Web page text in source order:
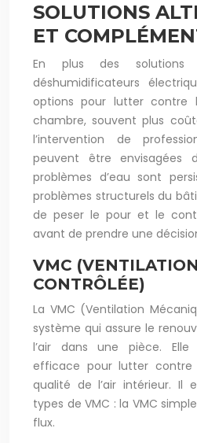
SOLUTIONS
ET
En plus des solutions
déshumidificateurs
options pour lutter contre
chambre, souvent plus
l’intervention de
peuvent être envisagées
problèmes d’eau sont
problèmes structurels du
de peser le pour et le
avant de prendre une
VMC
CONTRÔLÉE)
La VMC (Ventilation
système qui assure le
l’air dans une pièce. Elle
efficace pour lutter contre
qualité de l’air intérieur. Il
types de VMC : la VMC
flux.